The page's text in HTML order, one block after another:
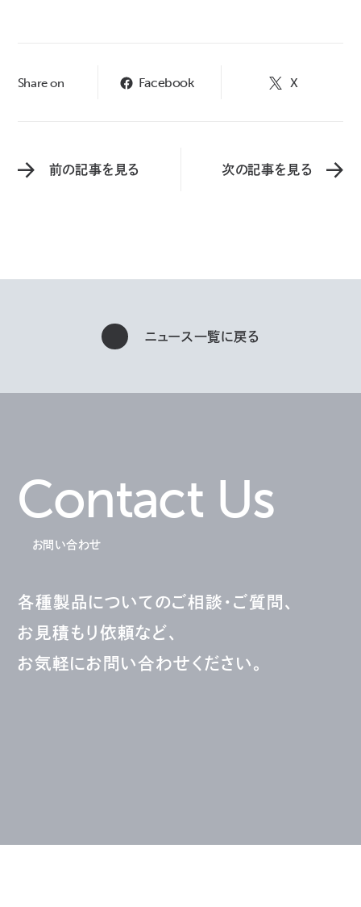
Share on Facebook X
前の記事を見る 次の記事を見る
ニュース一覧に戻る
Contact Us
お問い合わせ
各種製品についてのご相談・ご質問、
お見積もり依頼など、
お気軽にお問い合わせください。